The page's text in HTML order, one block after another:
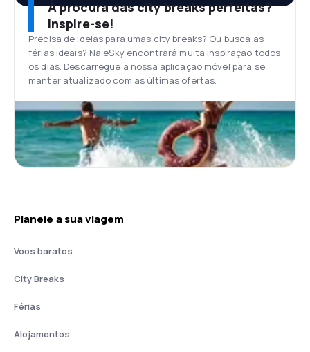
À procura das city breaks perfeitas?
Inspire-se!
Precisa de ideias para umas city breaks? Ou busca as
férias ideais? Na eSky encontrará muita inspiração todos
os dias. Descarregue a nossa aplicação móvel para se
manter atualizado com as últimas ofertas.
Planeie a sua viagem
Voos baratos
City Breaks
Férias
Alojamentos